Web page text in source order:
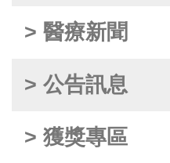
> 醫療新聞
> 公告訊息
> 獲獎專區